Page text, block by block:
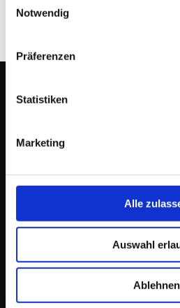
Notwendig
Präferenzen
Statistiken
Marketing
Alle
Auswahl
Ablehnen
& Idengeberbei der Entwicklung von
Zielgruppen sindEinzelpersonen, EPU/
größerer Unternehmen im In- & Ausland